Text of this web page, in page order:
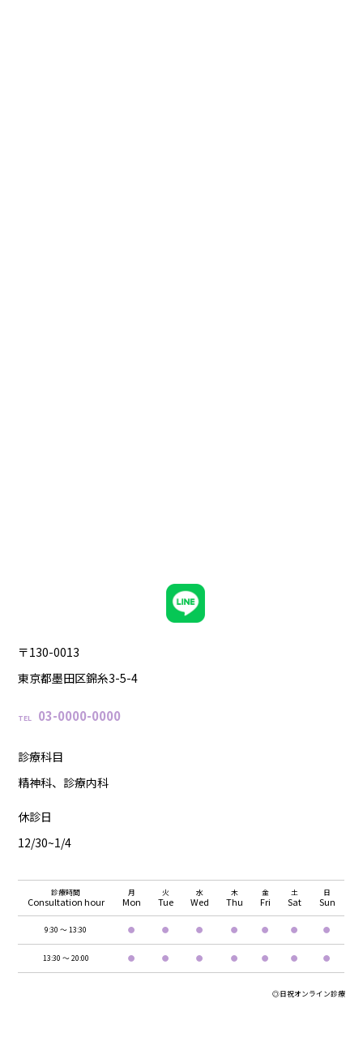
〒130-0013
東京都墨田区錦糸3-5-4
TEL 03-0000-0000
診療科目
精神科、診療内科
休診日
12/30~1/4
診療時間
Consultation hour
月
Mon
火
Tue
水
Wed
木
Thu
金
Fri
土
Sat
日
Sun
9:30 ～ 13:30 ● ● ● ● ● ● ●
13:30 ～ 20:00 ● ● ● ● ● ● ●
◎日祝オンライン診療